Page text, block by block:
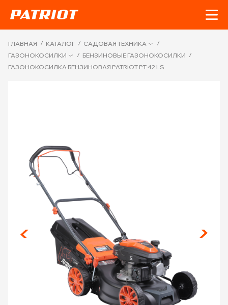
ГЛАВНАЯ / КАТАЛОГ / САДОВАЯ ТЕХНИКА
/
ГАЗОНОКОСИЛКИ
/ БЕНЗИНОВЫЕ ГАЗОНОКОСИЛКИ /
ГАЗОНОКОСИЛКА БЕНЗИНОВАЯ PATRIOT PT 42 LS